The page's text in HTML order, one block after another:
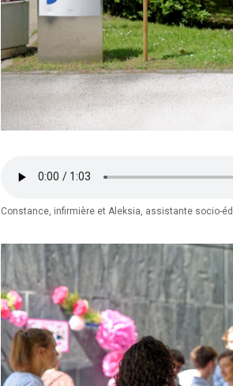
Constance, infirmière et Aleksia, assistante socio-